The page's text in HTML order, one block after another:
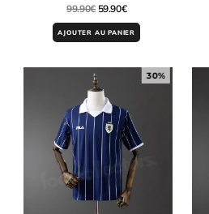
99.90€ 59.90€
AJOUTER AU PANIER
30%